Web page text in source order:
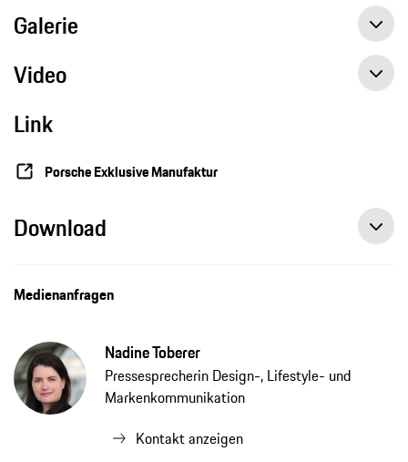
Galerie
Video
Link
Porsche Exklusive Manufaktur
Download
Medienanfragen
Nadine Toberer
Pressesprecherin Design-, Lifestyle- und
Markenkommunikation
Kontakt anzeigen